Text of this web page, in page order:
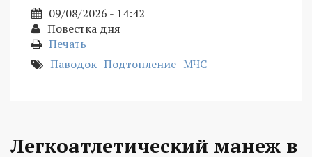
09/08/2026 - 14:42
Повестка дня
Печать
Паводок Подтопление МЧС
Легкоатлетический манеж в